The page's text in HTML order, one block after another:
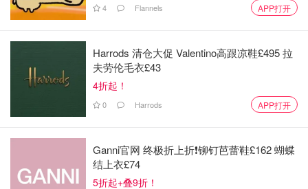
唐宁街10号 366
英国气象图显示英国10月将迎来连续
三天降雪！
小不列颠晒晒君 529
气象局重磅预警❄️英国下周大雪将至，
速看你所在的城市是否会下雪！
4 Flannels APP打开
Harrods 清仓大促 Valentino高跟凉鞋£495 拉
夫劳伦毛衣£43
4折起！
0 Harrods APP打开
Ganni官网 终极折上折❗️铆钉芭蕾鞋£162 蝴蝶
结上衣£74
5折起+叠9折！